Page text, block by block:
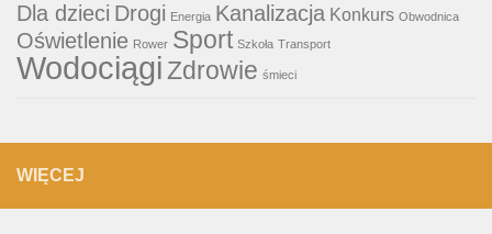
Dla dzieci Drogi Energia Kanalizacja Konkurs Obwodnica
Oświetlenie Rower Sport Szkoła Transport
WodociągiZdrowie śmieci
WIĘCEJ